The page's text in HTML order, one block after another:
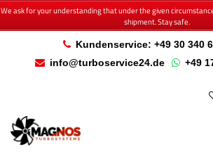
We ask for your understanding that under the given
shipment. Stay safe.
Kundenservice: +49 30 340
info@turboservice24.de
+49